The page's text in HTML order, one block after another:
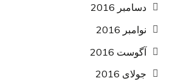
دسامبر 2016
نوامبر 2016
آگوست 2016
جولای 2016